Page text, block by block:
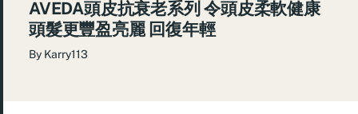
AVEDA頭皮抗衰老系列 令頭皮柔軟健康
頭髮更豐盈亮麗 回復年輕
By Karry113